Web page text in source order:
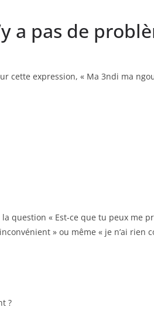
a pas de
cette expression, « Ma 3ndi ma
question « Est-ce que tu peux me
» ou même « je n’ai rien
?